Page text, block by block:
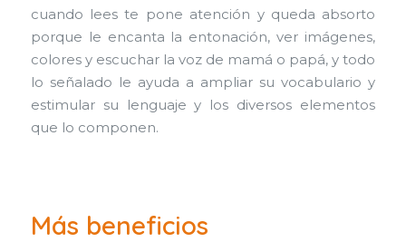
cuando lees te pone atención y queda absorto
porque le encanta la entonación, ver imágenes,
colores y escuchar la voz de mamá o papá, y todo
lo señalado le ayuda a ampliar su vocabulario y
estimular su lenguaje y los diversos elementos
que lo componen.
Más beneficios